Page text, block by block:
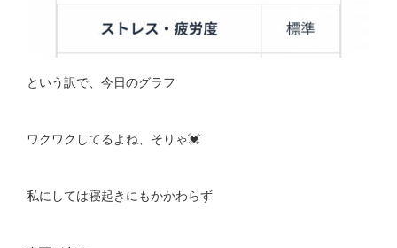
という訳で、今日のグラフ
ワクワクしてるよね、そりゃ💓
私にしては寝起きにもかかわらず